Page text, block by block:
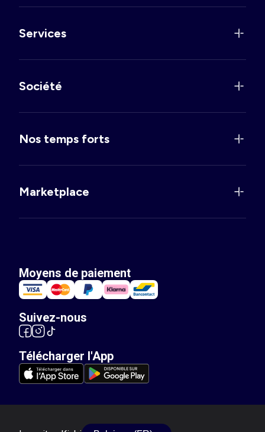
Services
Société
Nos temps forts
Marketplace
Moyens de paiement
Suivez-nous
Télécharger l'App